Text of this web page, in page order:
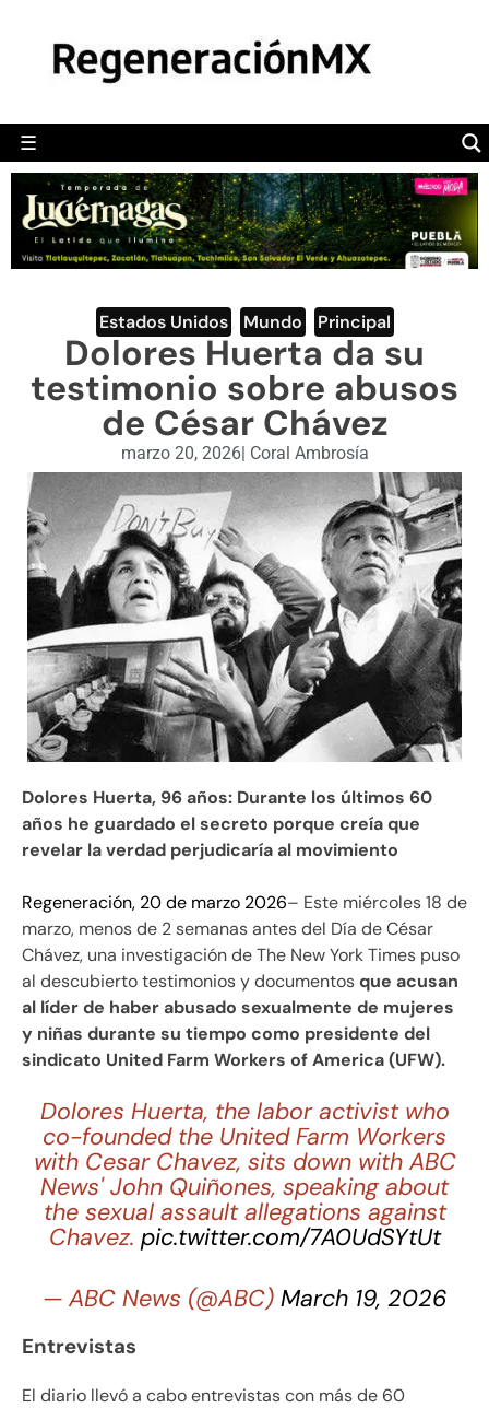
☰
POLÍTICA
CAMALEÓN
OPINIÓN
DEPORTES
ENGLISH SECTION
VIDEOS
Estados Unidos Mundo Principal
Dolores Huerta da su
testimonio sobre abusos
de César Chávez
marzo 20, 2026| Coral Ambrosía
Dolores Huerta, 96 años: Durante los últimos 60
años he guardado el secreto porque creía que
revelar la verdad perjudicaría al movimiento
Regeneración, 20 de marzo 2026– Este miércoles 18 de
marzo, menos de 2 semanas antes del Día de César
Chávez, una investigación de The New York Times puso
al descubierto testimonios y documentosque acusan
al líder de haber abusado sexualmente de mujeres
y niñas durante su tiempo como presidente del
sindicato United Farm Workers of America (UFW).
Dolores Huerta, the labor activist who
co-founded the United Farm Workers
with Cesar Chavez, sits down with ABC
News' John Quiñones, speaking about
the sexual assault allegations against
Chavez. pic.twitter.com/7A0UdSYtUt
— ABC News (@ABC) March 19, 2026
Entrevistas
El diario llevó a cabo entrevistas con más de 60